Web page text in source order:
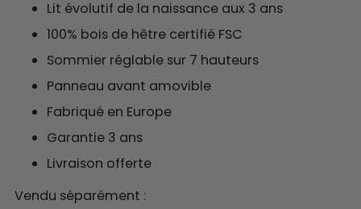
Lit évolutif de la naissance aux 3 ans
100% bois de hêtre certifié FSC
Sommier réglable sur 7 hauteurs
Panneau avant amovible
Fabriqué en Europe
Garantie 3 ans
Livraison offerte
Vendu séparément :